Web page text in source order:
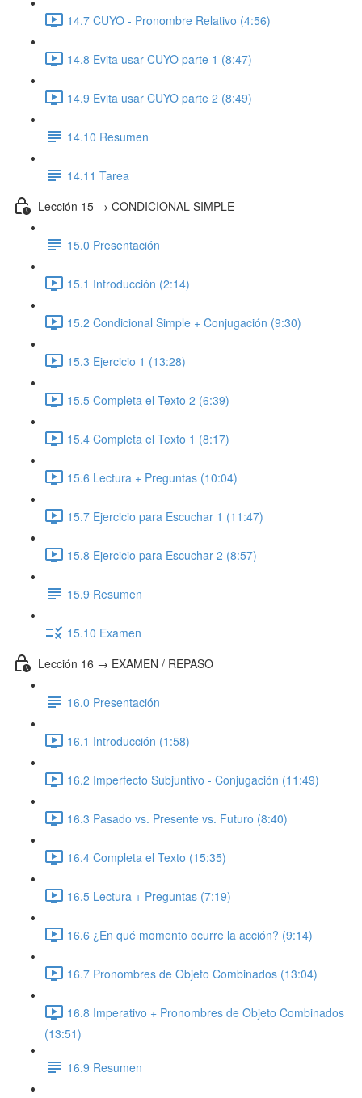
14.7 CUYO - Pronombre Relativo (4:56)
14.8 Evita usar CUYO parte 1 (8:47)
14.9 Evita usar CUYO parte 2 (8:49)
14.10 Resumen
14.11 Tarea
Lección 15 → CONDICIONAL SIMPLE
15.0 Presentación
15.1 Introducción (2:14)
15.2 Condicional Simple + Conjugación (9:30)
15.3 Ejercicio 1 (13:28)
15.5 Completa el Texto 2 (6:39)
15.4 Completa el Texto 1 (8:17)
15.6 Lectura + Preguntas (10:04)
15.7 Ejercicio para Escuchar 1 (11:47)
15.8 Ejercicio para Escuchar 2 (8:57)
15.9 Resumen
15.10 Examen
Lección 16 → EXAMEN / REPASO
16.0 Presentación
16.1 Introducción (1:58)
16.2 Imperfecto Subjuntivo - Conjugación (11:49)
16.3 Pasado vs. Presente vs. Futuro (8:40)
16.4 Completa el Texto (15:35)
16.5 Lectura + Preguntas (7:19)
16.6 ¿En qué momento ocurre la acción? (9:14)
16.7 Pronombres de Objeto Combinados (13:04)
16.8 Imperativo + Pronombres de Objeto Combinados
(13:51)
16.9 Resumen